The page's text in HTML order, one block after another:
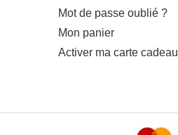
Mot de passe oublié ?
Mon panier
Activer ma carte cadeau